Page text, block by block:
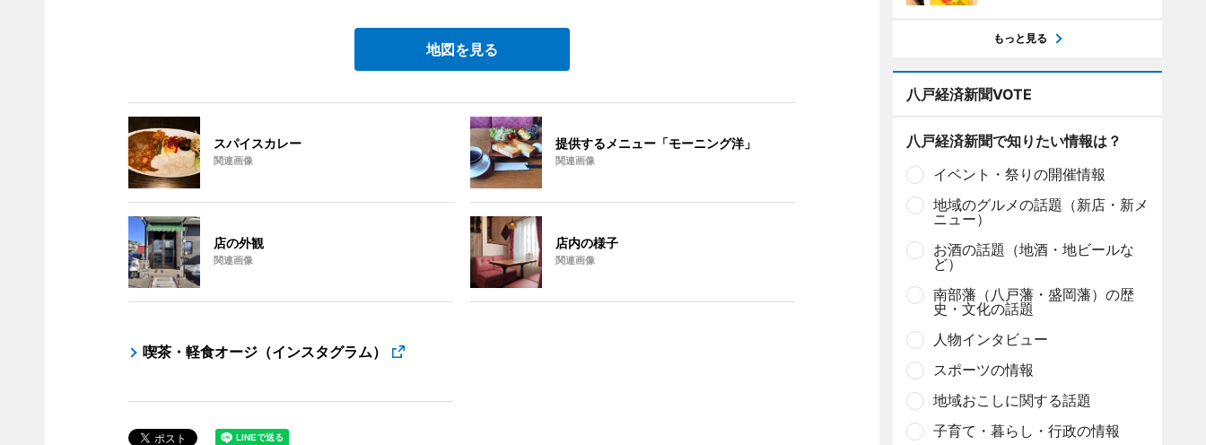
地図を見る
スパイスカレー
関連画像
提供するメニュー「モーニング洋」
関連画像
店の外観
関連画像
店内の様子
関連画像
喫茶・軽食オージ（インスタグラム）
もっと見る
八戸経済新聞VOTE
八戸経済新聞で知りたい情報は？
イベント・祭りの開催情報
地域のグルメの話題（新店・新メ
ニュー）
お酒の話題（地酒・地ビールな
ど）
南部藩（八戸藩・盛岡藩）の歴
史・文化の話題
人物インタビュー
スポーツの情報
地域おこしに関する話題
子育て・暮らし・行政の情報